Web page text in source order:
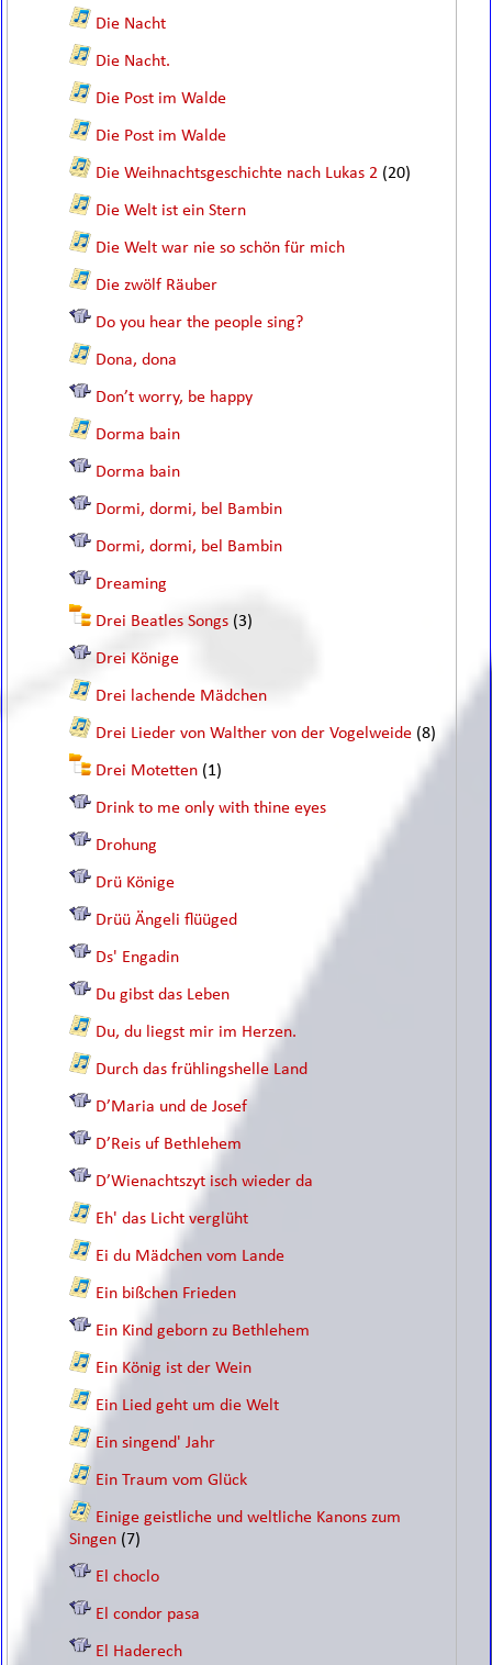
Die Nacht
Die Nacht.
Die Post im Walde
Die Post im Walde
Die Weihnachtsgeschichte nach Lukas 2 (20)
Die Welt ist ein Stern
Die Welt war nie so schön für mich
Die zwölf Räuber
Do you hear the people sing?
Dona, dona
Don’t worry, be happy
Dorma bain
Dorma bain
Dormi, dormi, bel Bambin
Dormi, dormi, bel Bambin
Dreaming
Drei Beatles Songs (3)
Drei Könige
Drei lachende Mädchen
Drei Lieder von Walther von der Vogelweide (8)
Drei Motetten (1)
Drink to me only with thine eyes
Drohung
Drü Könige
Drüü Ängeli flüüged
Ds' Engadin
Du gibst das Leben
Du, du liegst mir im Herzen.
Durch das frühlingshelle Land
D’Maria und de Josef
D’Reis uf Bethlehem
D’Wienachtszyt isch wieder da
Eh' das Licht verglüht
Ei du Mädchen vom Lande
Ein bißchen Frieden
Ein Kind geborn zu Bethlehem
Ein König ist der Wein
Ein Lied geht um die Welt
Ein singend' Jahr
Ein Traum vom Glück
Einige geistliche und weltliche Kanons zum
Singen (7)
El choclo
El condor pasa
El Haderech